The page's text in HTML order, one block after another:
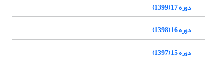
دوره 17 (1399)
دوره 16 (1398)
دوره 15 (1397)